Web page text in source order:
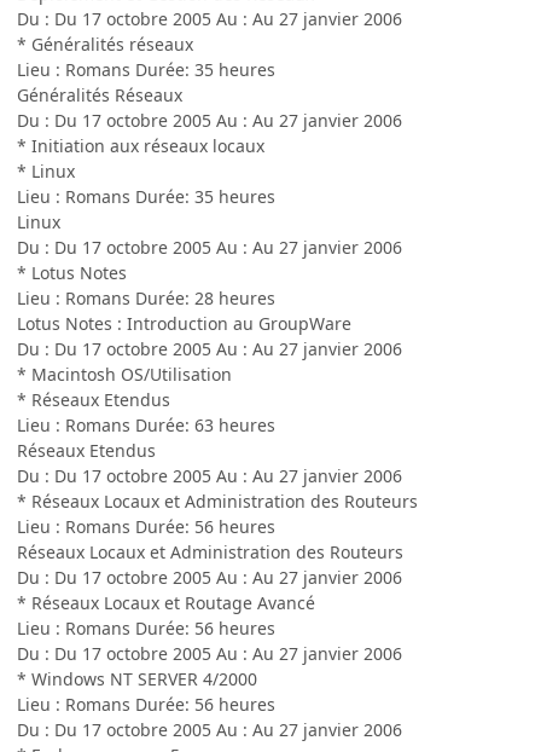
Du : Du 17 octobre 2005 Au : Au 27 janvier 2006
* Généralités réseaux
Lieu : Romans Durée: 35 heures
Généralités Réseaux
Du : Du 17 octobre 2005 Au : Au 27 janvier 2006
* Initiation aux réseaux locaux
* Linux
Lieu : Romans Durée: 35 heures
Linux
Du : Du 17 octobre 2005 Au : Au 27 janvier 2006
* Lotus Notes
Lieu : Romans Durée: 28 heures
Lotus Notes : Introduction au GroupWare
Du : Du 17 octobre 2005 Au : Au 27 janvier 2006
* Macintosh OS/Utilisation
* Réseaux Etendus
Lieu : Romans Durée: 63 heures
Réseaux Etendus
Du : Du 17 octobre 2005 Au : Au 27 janvier 2006
* Réseaux Locaux et Administration des Routeurs
Lieu : Romans Durée: 56 heures
Réseaux Locaux et Administration des Routeurs
Du : Du 17 octobre 2005 Au : Au 27 janvier 2006
* Réseaux Locaux et Routage Avancé
Lieu : Romans Durée: 56 heures
Du : Du 17 octobre 2005 Au : Au 27 janvier 2006
* Windows NT SERVER 4/2000
Lieu : Romans Durée: 56 heures
Du : Du 17 octobre 2005 Au : Au 27 janvier 2006